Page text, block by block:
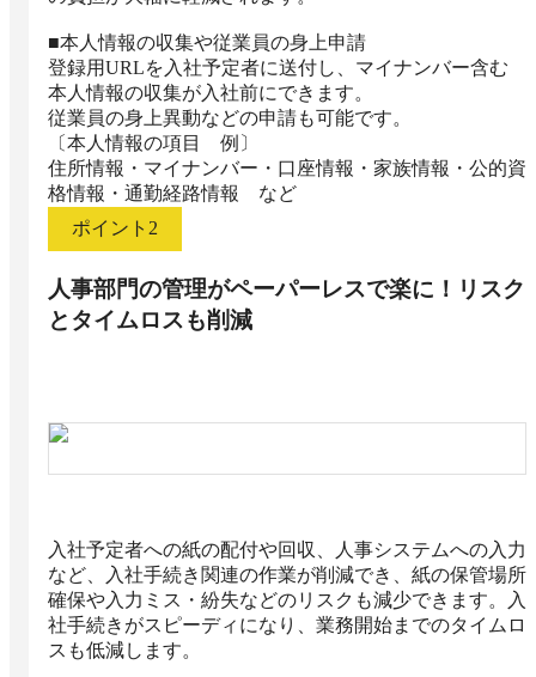
■本人情報の収集や従業員の身上申請
登録用URLを入社予定者に送付し、マイナンバー含む
本人情報の収集が入社前にできます。
従業員の身上異動などの申請も可能です。
〔本人情報の項目　例〕
住所情報・マイナンバー・口座情報・家族情報・公的資
格情報・通勤経路情報　など
ポイント 2
人事部門の管理がペーパーレスで楽に！リスク
とタイムロスも削減
入社予定者への紙の配付や回収、人事システムへの入力
など、入社手続き関連の作業が削減でき、紙の保管場所
確保や入力ミス・紛失などのリスクも減少できます。入
社手続きがスピーディになり、業務開始までのタイムロ
スも低減します。